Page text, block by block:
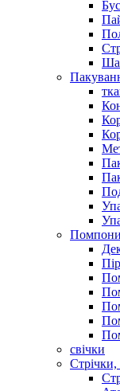
Помпони,
свічки